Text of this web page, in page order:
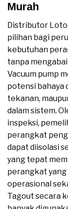
Murah
Distributor Loto
pilihan bagi
kebutuhan
tanpa
Vacuum pump
potensi bahaya
tekanan,
dalam sistem.
inspeksi,
perangkat
dapat diisolasi
yang tepat
perangkat
operasional
Tagout secara